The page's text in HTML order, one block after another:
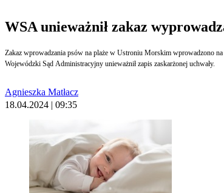
WSA unieważnił zakaz
Zakaz wprowadzania psów na plaże w Ustroniu Morskim wprowadzono
Wojewódzki Sąd Administracyjny unieważnił zapis zaskarżonej uchwały.
Agnieszka Matłacz
18.04.2024 | 09:35